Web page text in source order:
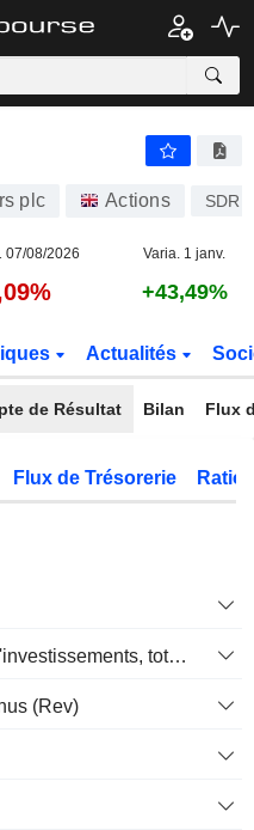
plc Actions SDR
07/08/2026 Varia. 1 janv.
+43,49%
Actualités
de Résultat Bilan Flux
Flux de Trésorerie
Gain (perte) sur la vente d'investissements, total (Rev)
(Rev)